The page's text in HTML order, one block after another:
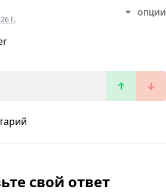
Г.
ОПЦИИ
свой ответ